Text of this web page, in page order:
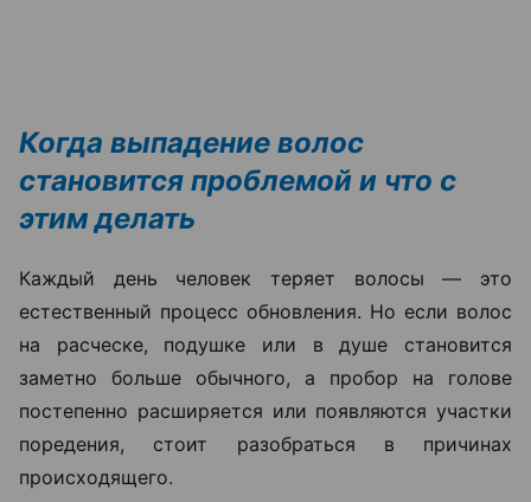
Когда выпадение волос
становится проблемой и что с
этим делать
Каждый день человек теряет волосы — это
естественный процесс обновления. Но если волос
на расческе, подушке или в душе становится
заметно больше обычного, а пробор на голове
постепенно расширяется или появляются участки
поредения, стоит разобраться в причинах
происходящего.